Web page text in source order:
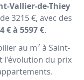
Vallier-de-Thiey
3215 €, avec des
€ à 5597 €.
au m² à Saint-
l'évolution du prix